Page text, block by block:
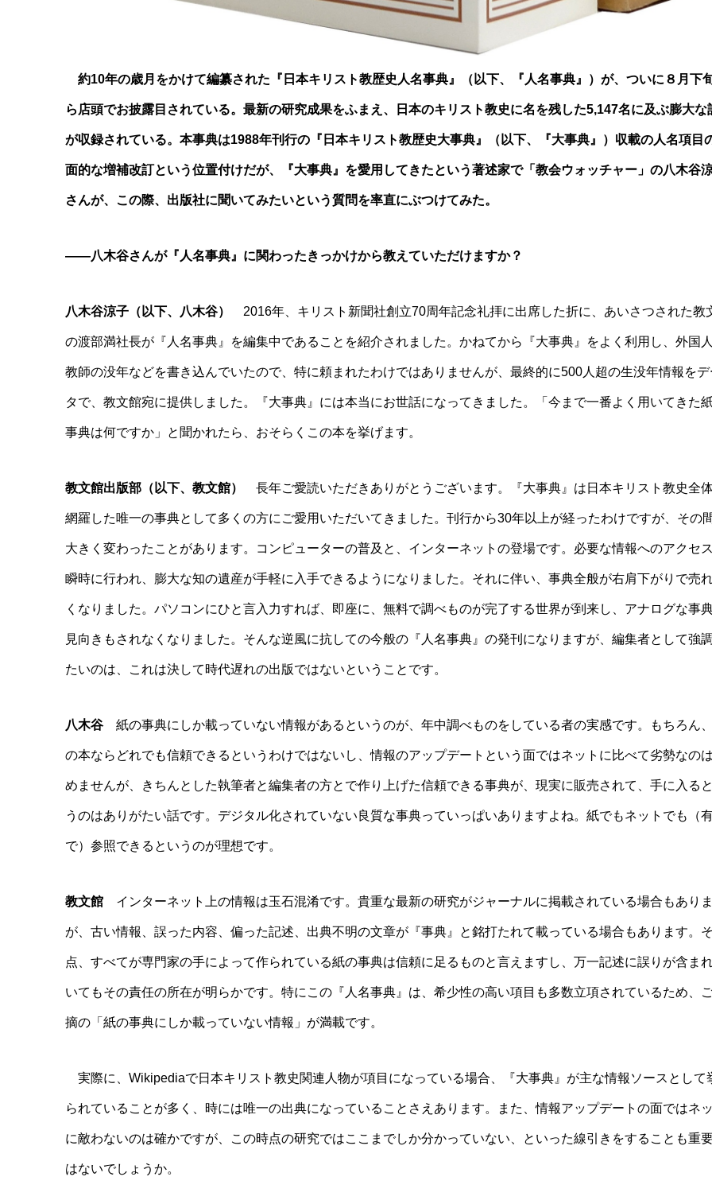
約10年の歳月をかけて編纂された『日本キリスト教歴史人名事典』（以下、『人名事典』）が、ついに８月下
ら店頭でお披露目されている。最新の研究成果をふまえ、日本のキリスト教史に名を残した5,147名に及ぶ膨大な
が収録されている。本事典は1988年刊行の『日本キリスト教歴史大事典』（以下、『大事典』）収載の人名項目
面的な増補改訂という位置付けだが、『大事典』を愛用してきたという著述家で「教会ウォッチャー」の八木谷
さんが、この際、出版社に聞いてみたいという質問を率直にぶつけてみた。
――八木谷さんが『人名事典』に関わったきっかけから教えていただけますか？
八木谷涼子（以下、八木谷） 2016年、キリスト新聞社創立70周年記念礼拝に出席した折に、あいさつされた教
の渡部満社長が『人名事典』を編集中であることを紹介されました。かねてから『大事典』をよく利用し、外国
教師の没年などを書き込んでいたので、特に頼まれたわけではありませんが、最終的に500人超の生没年情報をデ
タで、教文館宛に提供しました。『大事典』には本当にお世話になってきました。「今まで一番よく用いてきた
事典は何ですか」と聞かれたら、おそらくこの本を挙げます。
教文館出版部（以下、教文館） 長年ご愛読いただきありがとうございます。『大事典』は日本キリスト教史全
網羅した唯一の事典として多くの方にご愛用いただいてきました。刊行から30年以上が経ったわけですが、その
大きく変わったことがあります。コンピューターの普及と、インターネットの登場です。必要な情報へのアクセ
瞬時に行われ、膨大な知の遺産が手軽に入手できるようになりました。それに伴い、事典全般が右肩下がりで売
くなりました。パソコンにひと言入力すれば、即座に、無料で調べものが完了する世界が到来し、アナログな事
見向きもされなくなりました。そんな逆風に抗しての今般の『人名事典』の発刊になりますが、編集者として強
たいのは、これは決して時代遅れの出版ではないということです。
八木谷 紙の事典にしか載っていない情報があるというのが、年中調べものをしている者の実感です。もちろん
の本ならどれでも信頼できるというわけではないし、情報のアップデートという面ではネットに比べて劣勢なの
めませんが、きちんとした執筆者と編集者の方とで作り上げた信頼できる事典が、現実に販売されて、手に入る
うのはありがたい話です。デジタル化されていない良質な事典っていっぱいありますよね。紙でもネットでも（
で）参照できるというのが理想です。
教文館 インターネット上の情報は玉石混淆です。貴重な最新の研究がジャーナルに掲載されている場合もあり
が、古い情報、誤った内容、偏った記述、出典不明の文章が『事典』と銘打たれて載っている場合もあります。
点、すべてが専門家の手によって作られている紙の事典は信頼に足るものと言えますし、万一記述に誤りが含ま
いてもその責任の所在が明らかです。特にこの『人名事典』は、希少性の高い項目も多数立項されているため、
摘の「紙の事典にしか載っていない情報」が満載です。
実際に、Wikipediaで日本キリスト教史関連人物が項目になっている場合、『大事典』が主な情報ソースとして
られていることが多く、時には唯一の出典になっていることさえあります。また、情報アップデートの面ではネ
に敵わないのは確かですが、この時点の研究ではここまでしか分かっていない、といった線引きをすることも重
はないでしょうか。